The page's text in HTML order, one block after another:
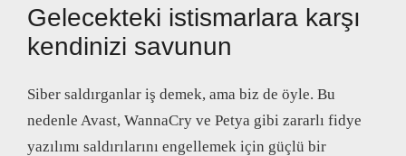
Gelecekteki istismarlara karşı
kendinizi savunun
Siber saldırganlar iş demek, ama biz de öyle. Bu
nedenle Avast, WannaCry ve Petya gibi zararlı fidye
yazılımı saldırılarını engellemek için güçlü bir